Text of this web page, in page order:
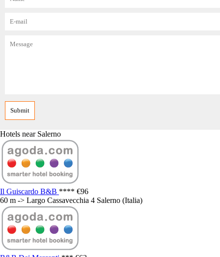
Hotels near Salerno
Il Guiscardo B&B **** €96
60 m -> Largo Cassavecchia 4 Salerno (Italia)